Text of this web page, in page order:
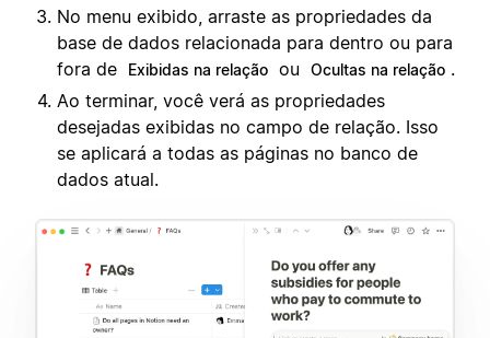
No menu exibido, arraste as propriedades da
base de dados relacionada para dentro ou para
fora de
Exibidas na relação ou Ocultas na relação .
Ao terminar, você verá as propriedades
desejadas exibidas no campo de relação. Isso
se aplicará a todas as páginas no banco de
dados atual.